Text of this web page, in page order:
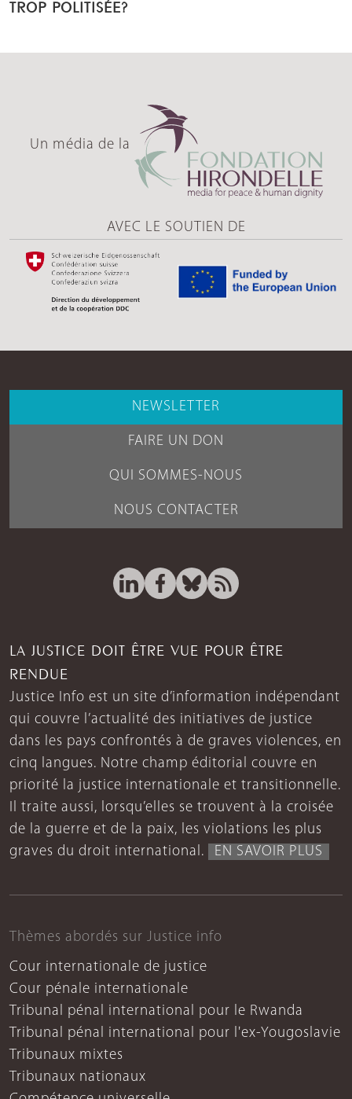
TROP POLITISÉE?
Un média de la
AVEC LE SOUTIEN DE
NEWSLETTER
FAIRE UN DON
QUI SOMMES-NOUS
NOUS CONTACTER
LA JUSTICE DOIT ÊTRE VUE POUR ÊTRE
RENDUE
Justice Info est un site d’information indépendant
qui couvre l’actualité des initiatives de justice
dans les pays confrontés à de graves violences, en
cinq langues. Notre champ éditorial couvre en
priorité la justice internationale et transitionnelle.
Il traite aussi, lorsqu’elles se trouvent à la croisée
de la guerre et de la paix, les violations les plus
graves du droit international.
EN SAVOIR PLUS
Thèmes abordés sur Justice info
Cour internationale de justice
Cour pénale internationale
Tribunal pénal international pour le Rwanda
Tribunal pénal international pour l'ex-Yougoslavie
Tribunaux mixtes
Tribunaux nationaux